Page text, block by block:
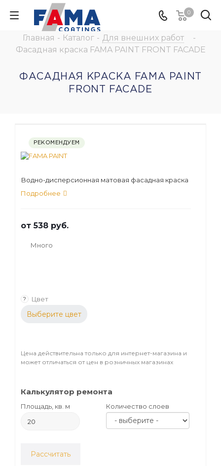
0
Главная - Каталог - Для внешних работ
-
Фасадная краска FAMA PAINT FRONT FACADE
ФАСАДНАЯ КРАСКА FAMA PAINT
FRONT FACADE
РЕКОМЕНДУЕМ
Водно-дисперсионная матовая фасадная краска
Подробнее
от538 руб.
Много
? Цвет
Выберите цвет
Цена действительна только для интернет-магазина и
может отличаться от цен в розничных магазинах
Калькулятор ремонта
Площадь, кв. м Количество слоев
Рассчитать